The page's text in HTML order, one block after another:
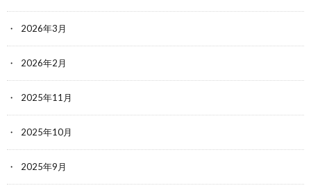
2026年3月
2026年2月
2025年11月
2025年10月
2025年9月